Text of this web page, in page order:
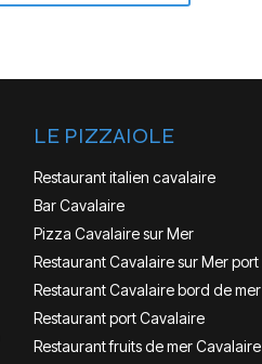
LE PIZZAIOLE
Restaurant italien cavalaire
Bar Cavalaire
Pizza Cavalaire sur Mer
Restaurant Cavalaire sur Mer port
Restaurant Cavalaire bord de mer
Restaurant port Cavalaire
Restaurant fruits de mer Cavalaire